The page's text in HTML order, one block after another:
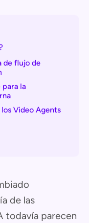
de flujo de
la
los Video Agents
de las
todavía parecen